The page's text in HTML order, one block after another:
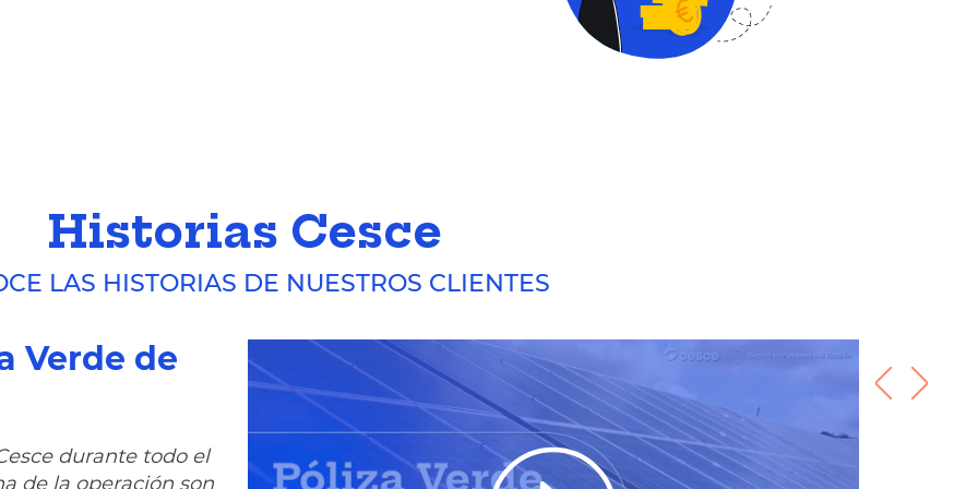
Historias Cesce
LAS HISTORIAS DE NUESTROS CLIENTES
Verde de
durante todo el
de la operación son
Fácil
los riesgos; no
Clásica
al ampliar
también tener
Oro
es la seguridad
en un 95%